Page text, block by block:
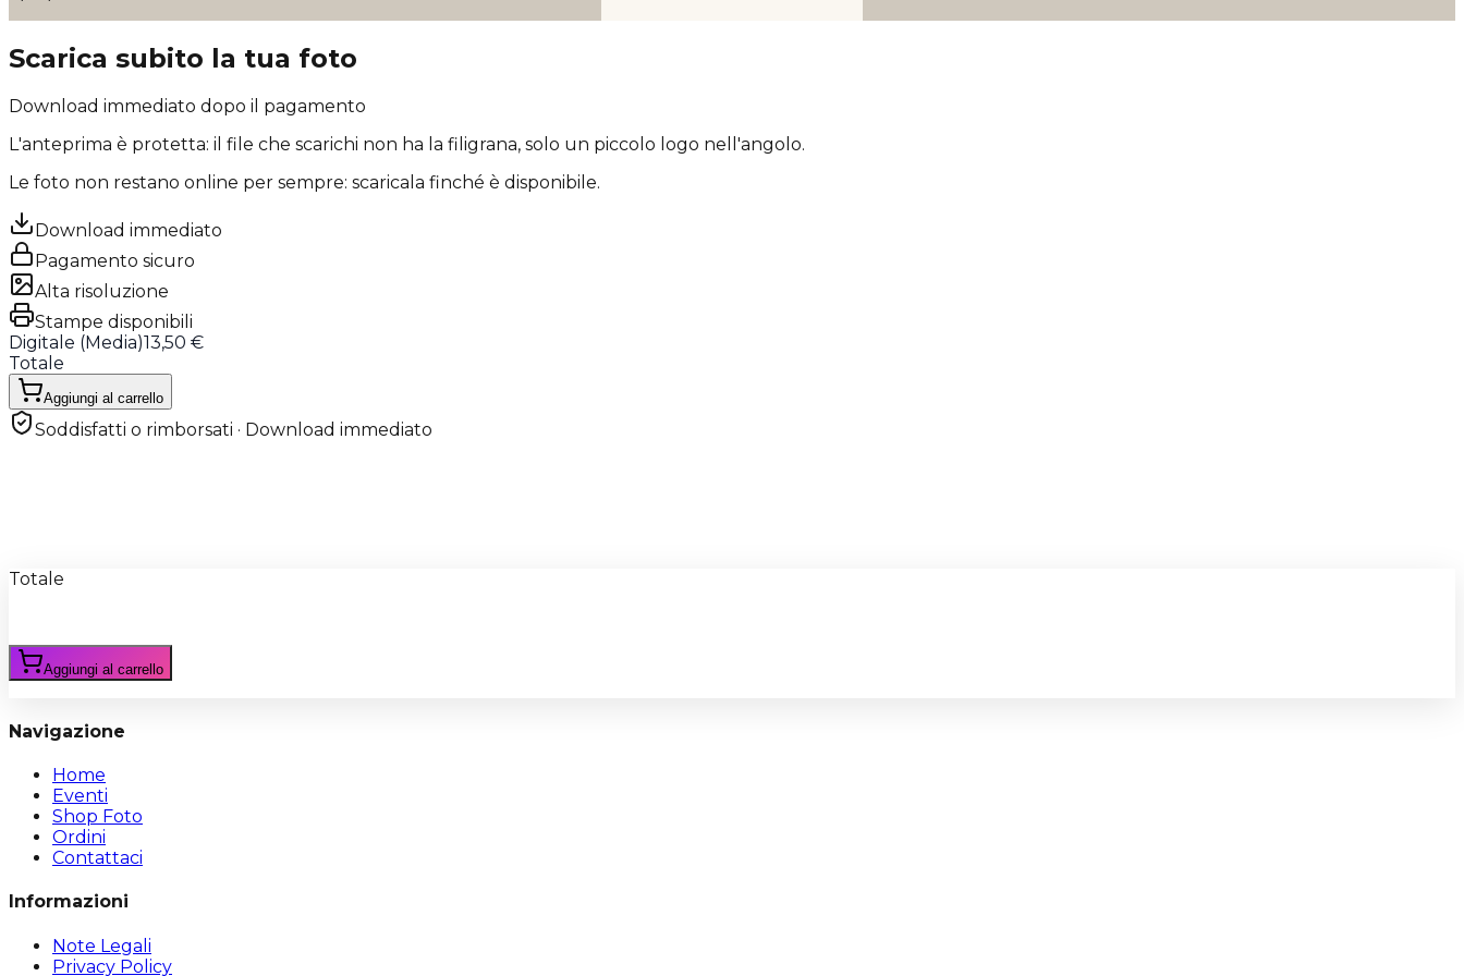
Scarica subito la tua foto
Download immediato dopo il pagamento
L'anteprima è protetta: il file che scarichi non ha la filigrana, solo un piccolo logo nell'angolo.
Le foto non restano online per sempre: scaricala finché è disponibile.
Download immediato
Pagamento sicuro
Alta risoluzione
Stampe disponibili
Digitale (Media)13,50 €
Totale
Aggiungi al carrello
Soddisfatti o rimborsati · Download immediato
Totale
Aggiungi al carrello
Navigazione
Home
Eventi
Shop Foto
Ordini
Contattaci
Informazioni
Note Legali
Privacy Policy